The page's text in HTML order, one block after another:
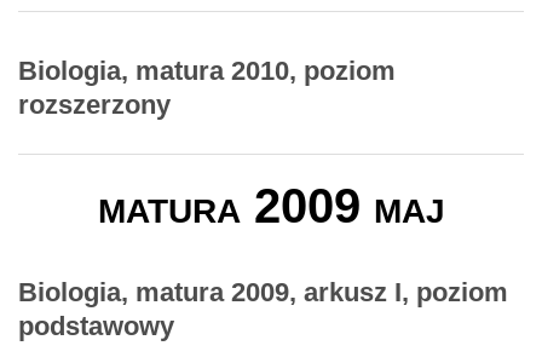
Biologia, matura 2010, poziom
rozszerzony
matura 2009 maj
Biologia, matura 2009, arkusz I, poziom
podstawowy